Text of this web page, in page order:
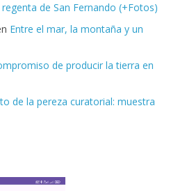
regenta de San Fernando (+Fotos)
Entre el mar, la montaña y un
de producir la tierra en
de la pereza curatorial: muestra